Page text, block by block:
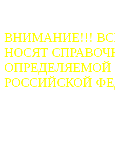
ВНИМАНИЕ!!!
НОСЯТ
ОПРЕДЕЛЯЕМОЙ
РОССИЙСКОЙ